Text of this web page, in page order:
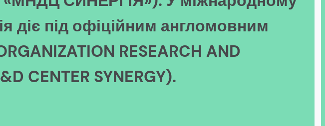
діє під офіційним англомовним
RESEARCH AND
CENTER SYNERGY).